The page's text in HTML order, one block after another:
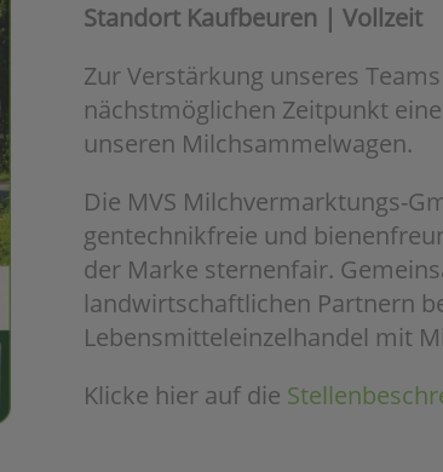
Standort Kaufbeuren | Vollzeit
Zur Verstärkung unseres
nächstmöglichen Zeitpunkt
unseren Milchsammelwagen.
Die MVS Milchvermarktungs-
gentechnikfreie und
der Marke sternenfair.
landwirtschaftlichen Partnern
Lebensmitteleinzelhandel mit
Klicke hier auf die